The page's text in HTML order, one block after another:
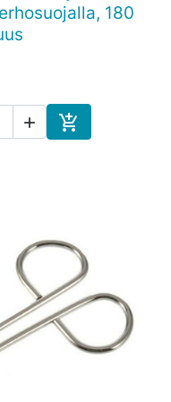
180
 
Ostoskoriin